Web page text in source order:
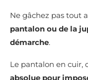
Ne gâchez pas tout
pantalon ou de la
démarche.
Le pantalon en cuir,
absolue pour